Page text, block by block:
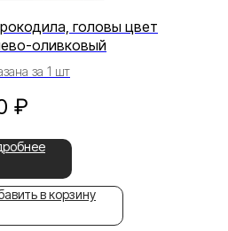
головы цвет
оливковый
за 1 шт
₽
в корзину